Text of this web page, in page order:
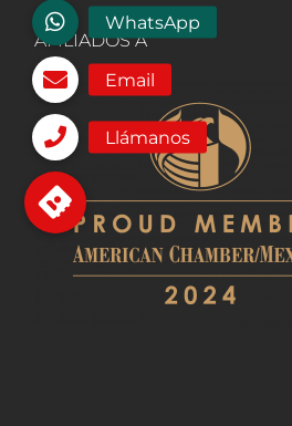
AFILIADOS A